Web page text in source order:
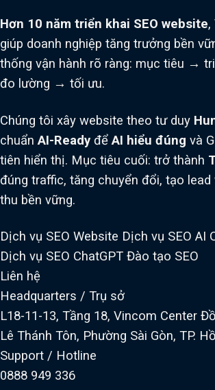
Hơn 10 năm triển khai SEO website,
giúp doanh nghiệp tăng trưởng bền
thống vận hành rõ ràng: mục tiêu →
đo lường → tối ưu.
Chúng tôi xây website theo tư duy
chuẩnAI-Ready đểAI hiểu đúng và
tiên hiển thị. Mục tiêu cuối: trở thành
đúng traffic, tăng chuyển đổi, tạo lead
thu bền vững.
Dịch vụ SEO Website Dịch vụ SEO AI
Dịch vụ SEO ChatGPT Đào tạo SEO
Liên hệ
Headquarters / Trụ sở
L18-11-13, Tầng 18, Vincom Center
Lê Thánh Tôn, Phường Sài Gòn, TP.
Support / Hotline
0888 949 336